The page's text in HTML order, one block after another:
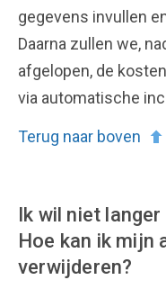
gegevens invullen
Daarna zullen we,
afgelopen, de
via automatische
Terug naar boven
Ik wil niet
Hoe kan ik
verwijderen?